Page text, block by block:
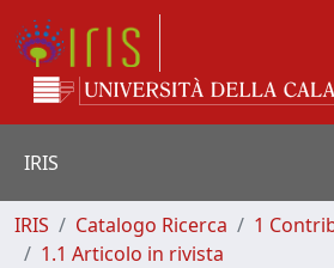
IRIS
IRIS Catalogo Ricerca
1
1.1 Articolo in rivista